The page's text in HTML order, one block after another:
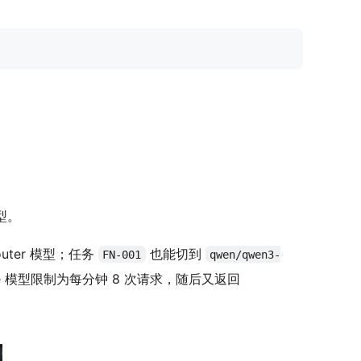
模型；任务 FN-001 也能切到 qwen/qwen3-
型限制为每分钟 8 次请求，随后又返回